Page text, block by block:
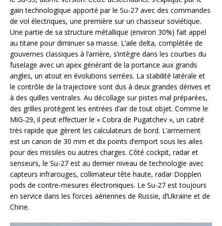
gain technologique apporté par le Su-27 avec des commandes
de vol électriques, une première sur un chasseur soviétique.
Une partie de sa structure métallique (environ 30%) fait appel
au titane pour diminuer sa masse. L’aile delta, complétée de
gouvernes classiques à l’arrière, s’intègre dans les courbes du
fuselage avec un apex générant de la portance aux grands
angles, un atout en évolutions serrées. La stabilité latérale et
le contrôle de la trajectoire sont dus à deux grandes dérives et
à des quilles ventrales. Au décollage sur pistes mal préparées,
des grilles protègent les entrées d’air de tout objet. Comme le
MiG-29, il peut effectuer le « Cobra de Pugatchev », un cabré
très rapide que gèrent les calculateurs de bord. L’armement
est un canon de 30 mm et dix points d’emport sous les ailes
pour des missiles ou autres charges. Côté cockpit, radar et
senseurs, le Su-27 est au dernier niveau de technologie avec
capteurs infrarouges, collimateur tête haute, radar Dopplen
pods de contre-mesures électroniques. Le Su-27 est toujours
en service dans les forces aériennes de Russie, d’Ukraine et de
Chine.